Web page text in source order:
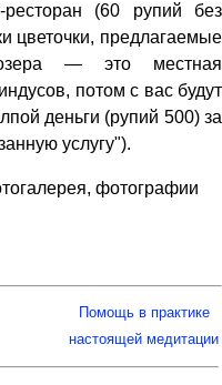
(60 рупий без
цветочки, предлагаемые
— это местная
потом с вас будут
деньги (рупий 500) за
услугу").
фотографии
Помощь в практике
настоящей медитации